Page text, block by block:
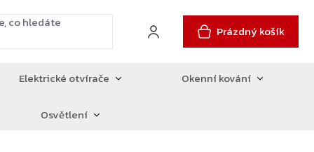
Prázdný košík
Elektrické otvírače
Okenní kování
Osvětlení